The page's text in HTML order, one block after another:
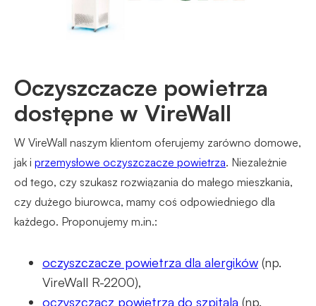
Oczyszczacze powietrza
dostępne w VireWall
W VireWall naszym klientom oferujemy zarówno domowe,
jak i przemysłowe oczyszczacze powietrza. Niezależnie
od tego, czy szukasz rozwiązania do małego mieszkania,
czy dużego biurowca, mamy coś odpowiedniego dla
każdego. Proponujemy m.in.:
oczyszczacze powietrza dla alergików (np.
VireWall R-2200),
oczyszczacz powietrza do szpitala (np.